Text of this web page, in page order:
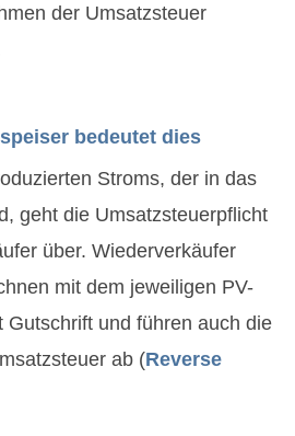
der Umsatzsteuer
bedeutet dies
Stroms, der in das
geht die Umsatzsteuerpflicht
über. Wiederverkäufer
mit dem jeweiligen PV-
Gutschrift und führen auch die
ab (Reverse